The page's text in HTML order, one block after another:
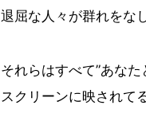
退屈な人々が群れをな
それらはすべて”あな
スクリーンに映されて